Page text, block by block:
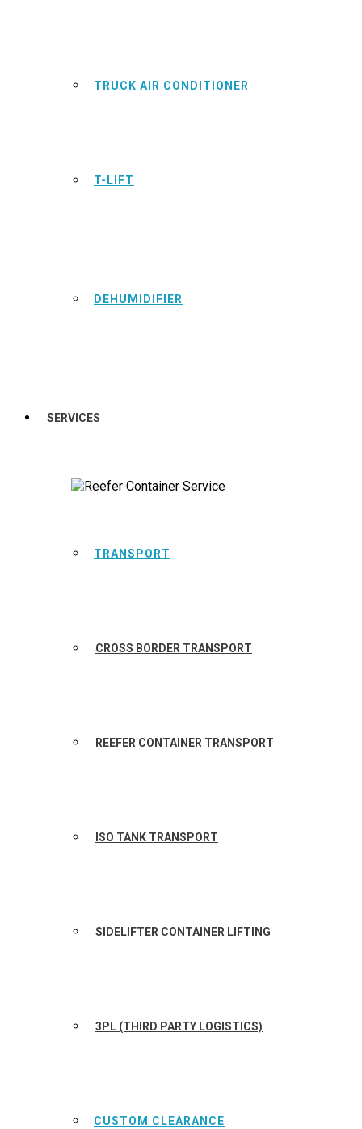
TRUCK AIR CONDITIONER
T-LIFT
DEHUMIDIFIER
SERVICES
TRANSPORT
CROSS BORDER TRANSPORT
REEFER CONTAINER TRANSPORT
ISO TANK TRANSPORT
SIDELIFTER CONTAINER LIFTING
3PL (THIRD PARTY LOGISTICS)
CUSTOM CLEARANCE